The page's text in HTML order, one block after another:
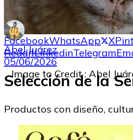
Abel Juárez
05/06/2026
Image to Credit : Abel
FacebookWhatsApp X
RedditLinkedinTelegram
Selección de la
Productos con diseño,